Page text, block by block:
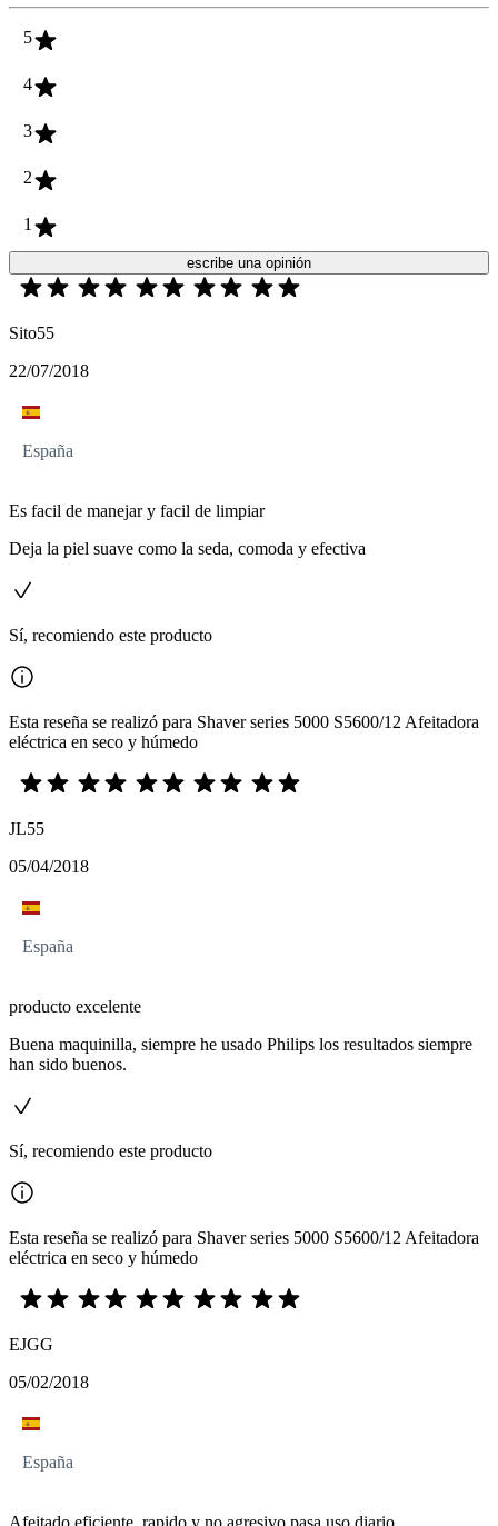
5
4
3
2
1
escribe una opinión
Sito55
22/07/2018
España
Es facil de manejar y facil de limpiar
Deja la piel suave como la seda, comoda y efectiva
Sí, recomiendo este producto
Esta reseña se realizó para Shaver series 5000 S5600/12 Afeitadora
eléctrica en seco y húmedo
JL55
05/04/2018
España
producto excelente
Buena maquinilla, siempre he usado Philips los resultados siempre
han sido buenos.
Sí, recomiendo este producto
Esta reseña se realizó para Shaver series 5000 S5600/12 Afeitadora
eléctrica en seco y húmedo
EJGG
05/02/2018
España
Afeitado eficiente, rapido y no agresivo pasa uso diario